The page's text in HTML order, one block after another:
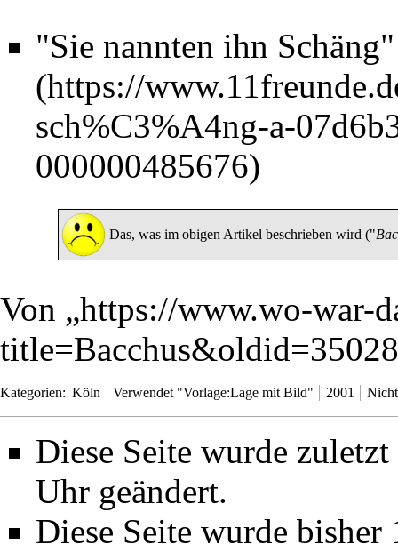
"Sie nannten ihn
Das, was im obigen Artikel beschrieben wird ("
Von „https://www.wo-war-
title=Bacchus&oldid=35028
Kategorien: Köln Verwendet "Vorlage:Lage mit Bild" 2001
Diese Seite wurde
Uhr geändert.
Diese Seite wurde